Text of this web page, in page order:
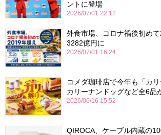
ントに登場
2026/07/01 22:12
外食市場、コロナ禍後初め
3282億円に
2026/07/01 16:24
コメダ珈琲店で今年も「カ
カリーナンドッグなど全6品
2026/06/16 15:52
QIROCA、ケーブル内蔵の